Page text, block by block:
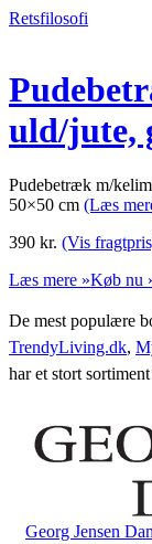
Retsfilosofi
uld/jute,
Pudebetræk m/
50×50 cm (Læs
390 kr. (Vis
Læs mere »Køb nu
De mest populære
TrendyLiving.dk,
har et stort
Georg Jensen